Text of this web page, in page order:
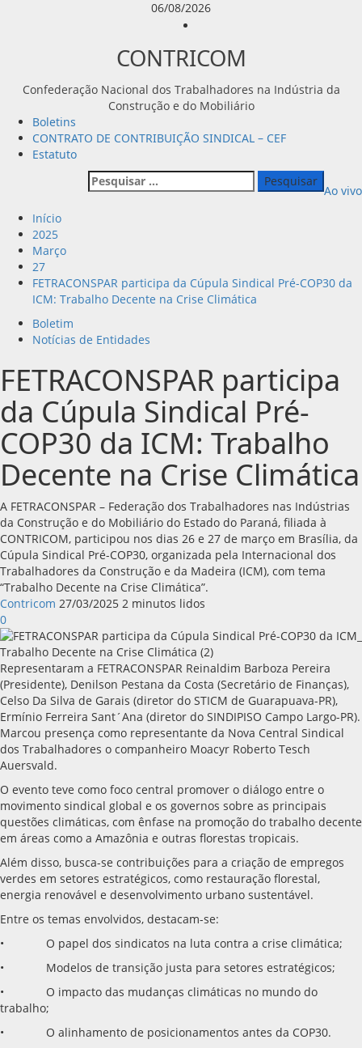
06/08/2026
CONTRICOM
Confederação Nacional dos Trabalhadores na Indústria da
Construção e do Mobiliário
Menu
principal
Boletins
CONTRATO DE CONTRIBUIÇÃO SINDICAL – CEF
Estatuto
Pesquisar
por:
Ao vivo
Início
2025
Março
27
FETRACONSPAR participa da Cúpula Sindical Pré-COP30 da
ICM: Trabalho Decente na Crise Climática
Boletim
Notícias de Entidades
FETRACONSPAR participa
da Cúpula Sindical Pré-
COP30 da ICM: Trabalho
Decente na Crise Climática
A FETRACONSPAR – Federação dos Trabalhadores nas Indústrias
da Construção e do Mobiliário do Estado do Paraná, filiada à
CONTRICOM, participou nos dias 26 e 27 de março em Brasília, da
Cúpula Sindical Pré-COP30, organizada pela Internacional dos
Trabalhadores da Construção e da Madeira (ICM), com tema
“Trabalho Decente na Crise Climática”.
Contricom 27/03/2025 2 minutos lidos
0
Representaram a FETRACONSPAR Reinaldim Barboza Pereira
(Presidente), Denilson Pestana da Costa (Secretário de Finanças),
Celso Da Silva de Garais (diretor do STICM de Guarapuava-PR),
Ermínio Ferreira Sant´Ana (diretor do SINDIPISO Campo Largo-PR).
Marcou presença como representante da Nova Central Sindical
dos Trabalhadores o companheiro Moacyr Roberto Tesch
Auersvald.
O evento teve como foco central promover o diálogo entre o
movimento sindical global e os governos sobre as principais
questões climáticas, com ênfase na promoção do trabalho decente
em áreas como a Amazônia e outras florestas tropicais.
Além disso, busca-se contribuições para a criação de empregos
verdes em setores estratégicos, como restauração florestal,
energia renovável e desenvolvimento urbano sustentável.
Entre os temas envolvidos, destacam-se:
• O papel dos sindicatos na luta contra a crise climática;
• Modelos de transição justa para setores estratégicos;
• O impacto das mudanças climáticas no mundo do
trabalho;
• O alinhamento de posicionamentos antes da COP30.